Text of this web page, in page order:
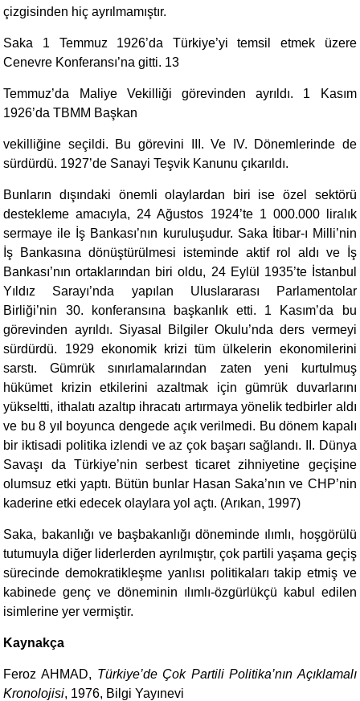
çizgisinden hiç ayrılmamıştır.
Saka 1 Temmuz 1926’da Türkiye’yi temsil etmek üzere
Cenevre Konferansı’na gitti. 13
Temmuz’da Maliye Vekilliği görevinden ayrıldı. 1 Kasım
1926’da TBMM Başkan
vekilliğine seçildi. Bu görevini III. Ve IV. Dönemlerinde de
sürdürdü. 1927’de Sanayi Teşvik Kanunu çıkarıldı.
Bunların dışındaki önemli olaylardan biri ise özel sektörü
destekleme amacıyla, 24 Ağustos 1924’te 1 000.000 liralık
sermaye ile İş Bankası’nın kuruluşudur. Saka İtibar-ı Milli’nin
İş Bankasına dönüştürülmesi isteminde aktif rol aldı ve İş
Bankası’nın ortaklarından biri oldu, 24 Eylül 1935’te İstanbul
Yıldız Sarayı’nda yapılan Uluslararası Parlamentolar
Birliği’nin 30. konferansına başkanlık etti. 1 Kasım’da bu
görevinden ayrıldı. Siyasal Bilgiler Okulu’nda ders vermeyi
sürdürdü. 1929 ekonomik krizi tüm ülkelerin ekonomilerini
sarstı. Gümrük sınırlamalarından zaten yeni kurtulmuş
hükümet krizin etkilerini azaltmak için gümrük duvarlarını
yükseltti, ithalatı azaltıp ihracatı artırmaya yönelik tedbirler aldı
ve bu 8 yıl boyunca dengede açık verilmedi. Bu dönem kapalı
bir iktisadi politika izlendi ve az çok başarı sağlandı. II. Dünya
Savaşı da Türkiye’nin serbest ticaret zihniyetine geçişine
olumsuz etki yaptı. Bütün bunlar Hasan Saka’nın ve CHP’nin
kaderine etki edecek olaylara yol açtı. (Arıkan, 1997)
Saka, bakanlığı ve başbakanlığı döneminde ılımlı, hoşgörülü
tutumuyla diğer liderlerden ayrılmıştır, çok partili yaşama geçiş
sürecinde demokratikleşme yanlısı politikaları takip etmiş ve
kabinede genç ve döneminin ılımlı-özgürlükçü kabul edilen
isimlerine yer vermiştir.
Kaynakça
Feroz AHMAD, Türkiye’de Çok Partili Politika’nın Açıklamalı
Kronolojisi, 1976, Bilgi Yayınevi